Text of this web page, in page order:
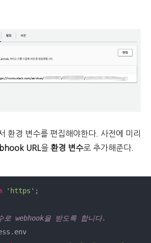
환경 변수를 편집해야한다. 사전에 미리
URL 을 환경 변수로 추가해준다.
'https' ;
webhook을 받도록 합니다.